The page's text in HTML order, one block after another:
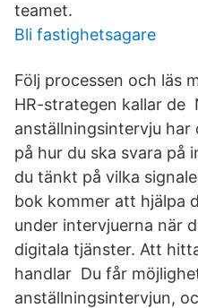
teamet.
Bli fastighetsagare
Följ processen och läs
HR-strategen kallar de
anställningsintervju har
på hur du ska svara på
du tänkt på vilka
bok kommer att hjälpa
under intervjuerna när
digitala tjänster. Att
handlar Du får
anställningsintervjun,